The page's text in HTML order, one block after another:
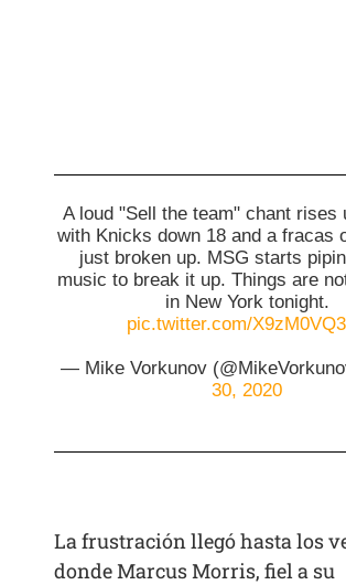
A loud "Sell the team" chant rises
with Knicks down 18 and a fracas
just broken up. MSG starts
music to break it up. Things are
in New York tonight.
pic.twitter.com/
— Mike Vorkunov
30, 2020
La frustración llegó hasta los
donde Marcus Morris, fiel a su